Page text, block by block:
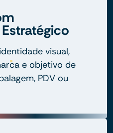
visual,
e objetivo de
PDV ou